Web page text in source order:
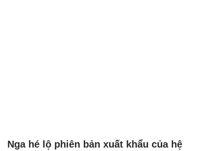
Nga hé lộ phiên bản xuất khẩu của hệ